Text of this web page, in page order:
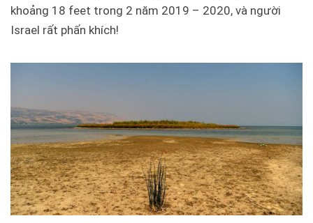
khoảng 18 feet trong 2 năm 2019 – 2020, và người
Israel rất phấn khích!